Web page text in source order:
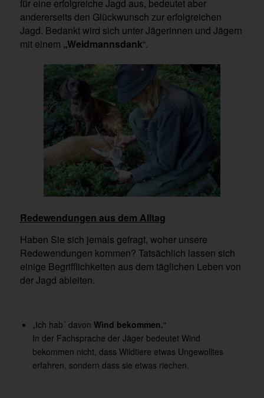
für eine erfolgreiche Jagd aus, bedeutet aber
andererseits den Glückwunsch zur erfolgreichen
Jagd. Bedankt wird sich unter Jägerinnen und Jägern
mit einem „Weidmannsdank“.
Redewendungen aus dem Alltag
Haben Sie sich jemals gefragt, woher unsere
Redewendungen kommen? Tatsächlich lassen sich
einige Begrifflichkeiten aus dem täglichen Leben von
der Jagd ableiten.
„Ich hab´ davon Wind bekommen.“
In der Fachsprache der Jäger bedeutet Wind
bekommen nicht, dass Wildtiere etwas Ungewolltes
erfahren, sondern dass sie etwas riechen.